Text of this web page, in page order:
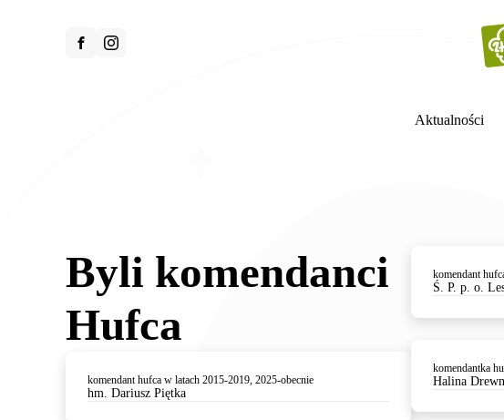
Aktualności
Byli komendanci
Hufca
komendant hufca w latach 2015-2019, 2025-obecnie
hm. Dariusz Piętka
komendant
Ś. P. p. o.
komendantka
Halina